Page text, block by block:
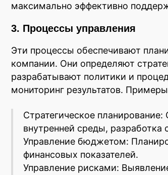
максимально эффективно
3. Процессы управления
Эти процессы обеспечивают
компании. Они определяют
разрабатывают политики и
мониторинг результатов.
Стратегическое
внутренней среды, разработка
Управление бюджетом:
финансовых показателей.
Управление рисками: